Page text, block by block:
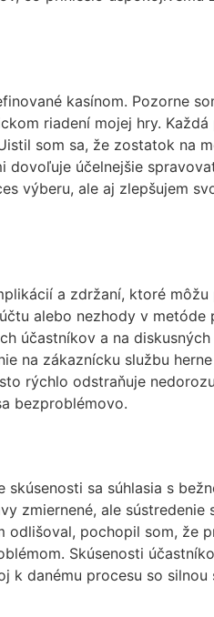
kasínom. Pozorne
riadení mojej hry. Každá
som sa, že zostatok na
účelnejšie
výberu, ale aj zlepšujem
a zdržaní, ktoré môžu
alebo nezhody v metóde
účastníkov a na
na zákaznícku službu
rýchlo odstraňuje
bezproblémovo.
sa súhlasia s
zmiernené, ale sústredenie
odlišoval, pochopil som, že
Skúsenosti
k danému procesu so silnou